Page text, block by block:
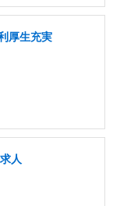
厚生充実
人